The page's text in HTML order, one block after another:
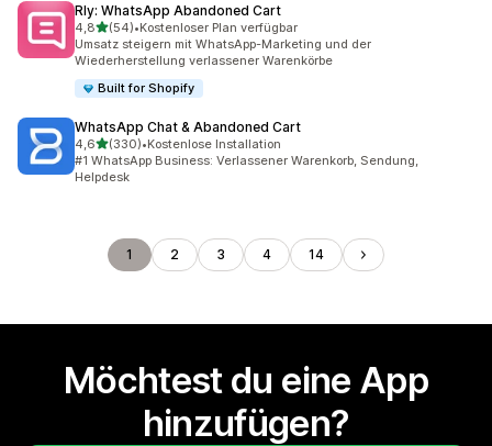
Rly: WhatsApp Abandoned Cart
4,8von 5 Sternen
(54)
54 Rezensionen insgesamt
•Kostenloser Plan verfügbar
Umsatz steigern mit WhatsApp-Marketing und der
Wiederherstellung verlassener Warenkörbe
Built for Shopify
WhatsApp Chat & Abandoned Cart
4,6von 5 Sternen
(330)
330 Rezensionen insgesamt
•Kostenlose Installation
#1 WhatsApp Business: Verlassener Warenkorb, Sendung,
Helpdesk
1 2 3 4 14
Möchtest du eine App
hinzufügen?